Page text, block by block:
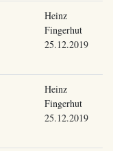
Heinz
Fingerhut
25.12.2019
Heinz
Fingerhut
25.12.2019